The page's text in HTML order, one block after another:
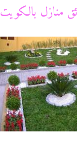
بالكويت 60089115